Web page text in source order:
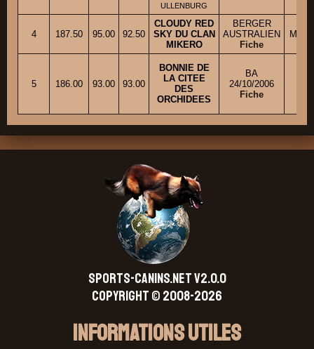
ULLENBURG
4 187.50 95.00 92.50
CLOUDY RED
SKY DU CLAN
MIKERO
BERGER
AUSTRALIEN
Fiche
Mme
5 186.00 93.00 93.00
BONNIE DE
LA CITEE
DES
ORCHIDEES
BA
24/10/2006
Fiche
SPORTS-CANINS.NET V2.0.0
Copyright © 2008-2026
Informations Utiles